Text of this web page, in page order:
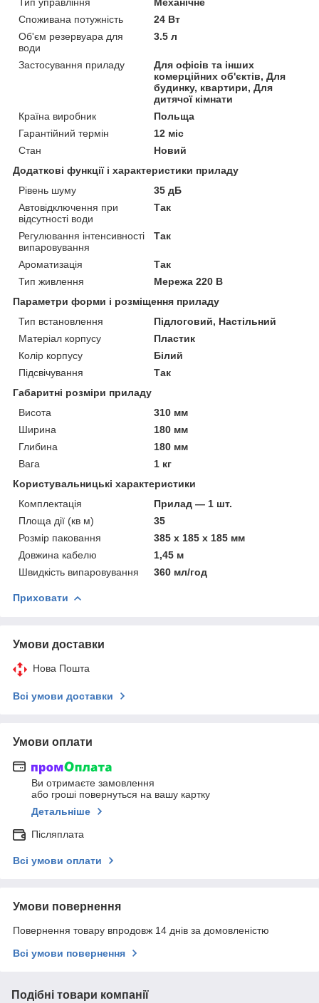
Споживана потужність
24 Вт
Об'єм резервуара для
води
3.5 л
Застосування приладу
Для офісів та інших
комерційних об'єктів, Для
будинку, квартири, Для
дитячої кімнати
Країна виробник
Польща
Гарантійний термін
12 міс
Стан
Новий
Додаткові функції і характеристики приладу
Рівень шуму
35 дБ
Автовідключення при
відсутності води
Так
Регулювання інтенсивності
випаровування
Так
Ароматизація
Так
Тип живлення
Мережа 220 В
Параметри форми і розміщення приладу
Тип встановлення
Підлоговий, Настільний
Матеріал корпусу
Пластик
Колір корпусу
Білий
Підсвічування
Так
Габаритні розміри приладу
Висота
310 мм
Ширина
180 мм
Глибина
180 мм
Вага
1 кг
Користувальницькі характеристики
Комплектація
Прилад — 1 шт.
Площа дії (кв м)
35
Розмір паковання
385 х 185 х 185 мм
Довжина кабелю
1,45 м
Швидкість випаровування
360 мл/год
Приховати
Умови доставки
Нова Пошта
Всі умови доставки
Умови оплати
Ви отримаєте замовлення
або гроші повернуться на вашу картку
Детальніше
Післяплата
Всі умови оплати
Умови повернення
Повернення товару впродовж 14 днів за домовленістю
Всі умови повернення
Подібні товари компанії